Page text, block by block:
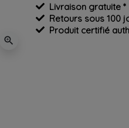
zoom_in
Livraison gratuite *
Retours sous 100
Produit certifié